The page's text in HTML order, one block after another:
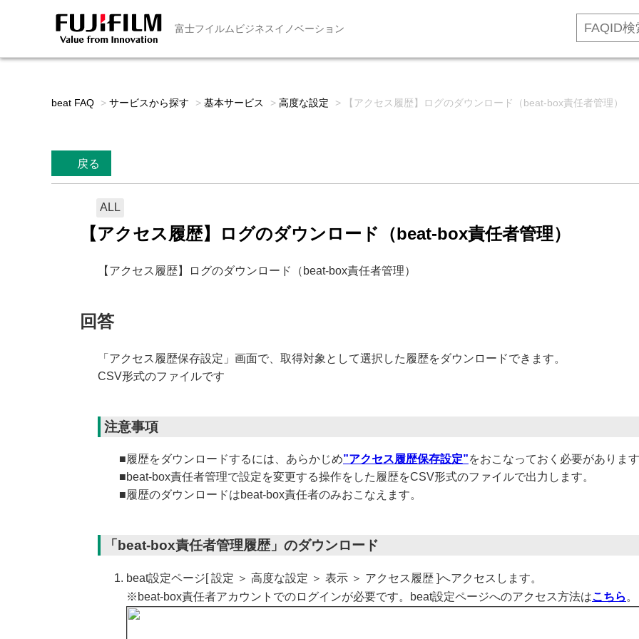
富士フイルムビジネスイノベーション
beat FAQ > サービスから探す > 基本サービス > 高度な設定 > 【アクセス履歴】ログのダウンロード（beat-box責任者管理）
戻る
ALL
【アクセス履歴】ログのダウンロード（beat-box責任者管理）
【アクセス履歴】ログのダウンロード（beat-box責任者管理）
回答
「アクセス履歴保存設定」画面で、取得対象として選択した履歴をダウンロードできます。
CSV形式のファイルです
注意事項
■履歴をダウンロードするには、あらかじめ”アクセス履歴保存設定”をおこなっておく必要がありま
■beat-box責任者管理で設定を変更する操作をした履歴をCSV形式のファイルで出力します。
■履歴のダウンロードはbeat-box責任者のみおこなえます。
「beat-box責任者管理履歴」のダウンロード
beat設定ページ[ 設定 ＞ 高度な設定 ＞ 表示 ＞ アクセス履歴 ]へアクセスします。
※beat-box責任者アカウントでのログインが必要です。beat設定ページへのアクセス方法はこちら 。